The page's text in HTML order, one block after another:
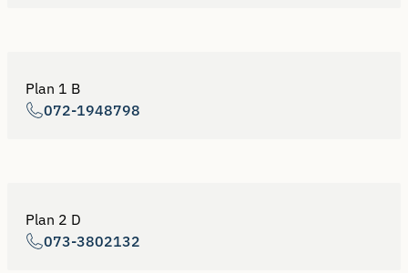
Plan 1 B
072-1948798
Plan 2 D
073-3802132